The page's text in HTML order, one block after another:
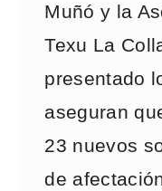
Muñó y la
Texu La
presentado
aseguran
23 nuevos
de